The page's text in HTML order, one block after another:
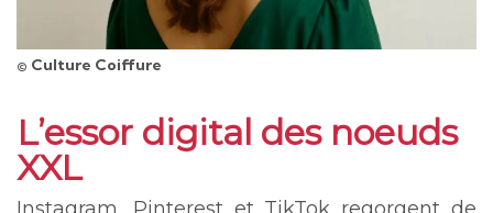
© Culture Coiffure
L’essor digital des noeuds
XXL